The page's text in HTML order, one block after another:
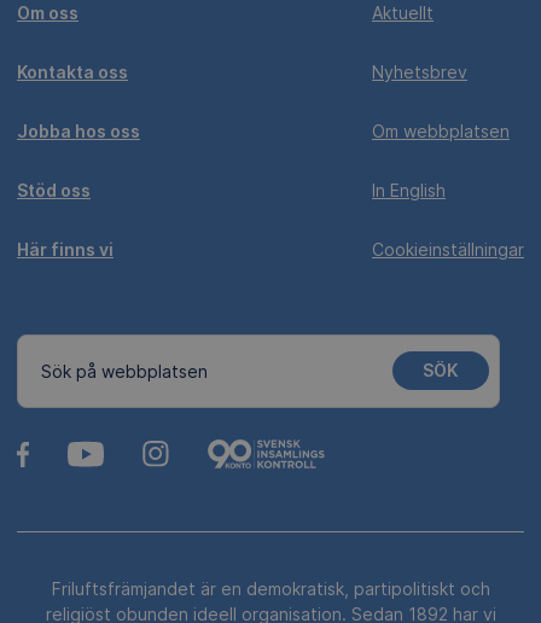
Om oss
Kontakta oss
Jobba hos oss
Stöd oss
Här finns vi
Aktuellt
Nyhetsbrev
Om webbplatsen
In English
Cookieinställningar
Sök på webbplatsen SÖK
Friluftsfrämjandet är en demokratisk, partipolitiskt och
religiöst obunden ideell organisation. Sedan 1892 har vi